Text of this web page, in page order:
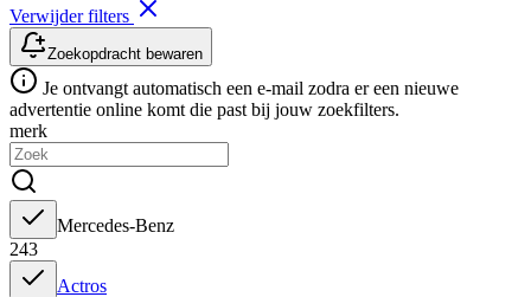
Verwijder filters
Zoekopdracht bewaren
Je ontvangt automatisch een e-mail zodra er een nieuwe
advertentie online komt die past bij jouw zoekfilters.
merk
Mercedes-Benz
243
Actros